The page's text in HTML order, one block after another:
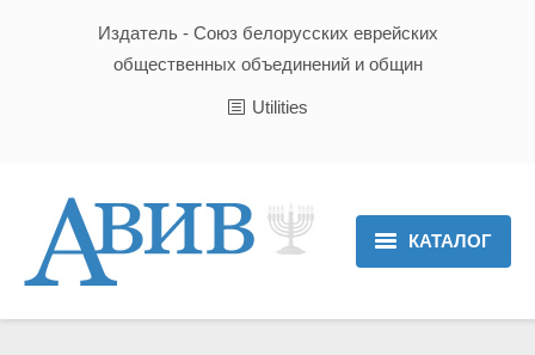
Издатель - Союз белорусских еврейских
общественных объединений и общин
Utilities
КАТАЛОГ